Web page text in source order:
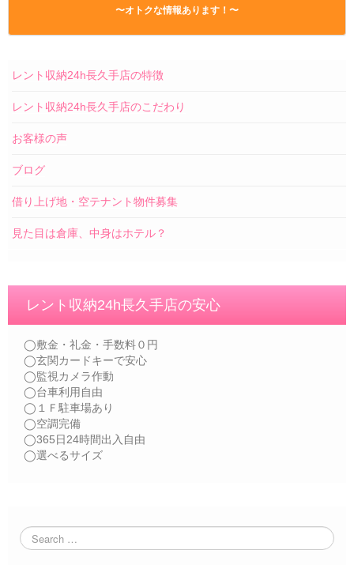
〜オトクな情報あります！〜
レント収納24h長久手店の特徴
レント収納24h長久手店のこだわり
お客様の声
ブログ
借り上げ地・空テナント物件募集
見た目は倉庫、中身はホテル？
レント収納24h長久手店の安心
◯敷金・礼金・手数料０円
◯玄関カードキーで安心
◯監視カメラ作動
◯台車利用自由
◯１Ｆ駐車場あり
◯空調完備
◯365日24時間出入自由
◯選べるサイズ